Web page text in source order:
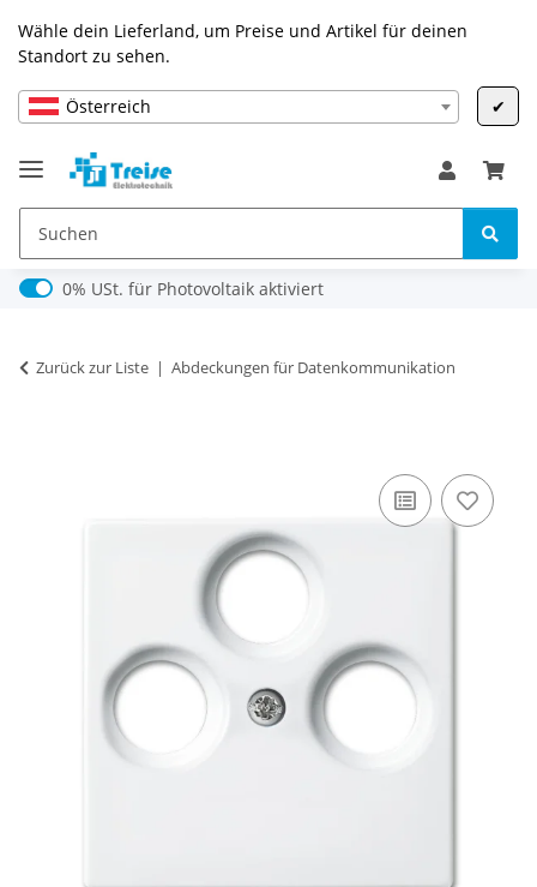
Wähle dein Lieferland, um Preise und Artikel für deinen
Standort zu sehen.
Österreich ✔
0% USt. für Photovoltaik (§ 12 Abs. 3 UStG)
0% USt. für Photovoltaik aktiviert
Zurück zur Liste Abdeckungen für Datenkommunikation